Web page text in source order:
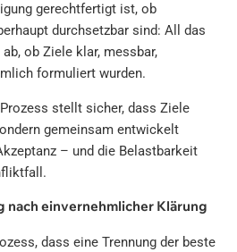
gerechtfertigt ist, ob
durchsetzbar sind: All das
ob Ziele klar, messbar,
formuliert wurden.
stellt sicher, dass Ziele
gemeinsam entwickelt
– und die Belastbarkeit
einvernehmlicher Klärung
dass eine Trennung der beste